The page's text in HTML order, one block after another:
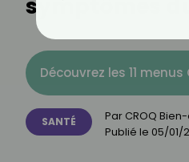
symptômes du
Découvrez les 11 menus
SANTÉ Par CROQ
Publié le 05/01/